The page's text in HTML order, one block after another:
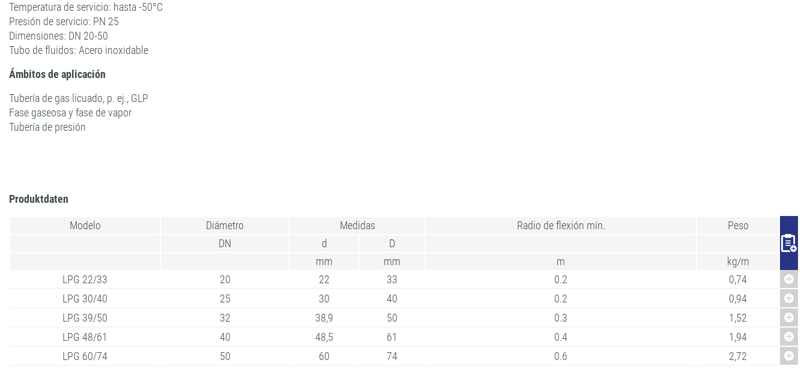
Temperatura de servicio: hasta -50°C
Presión de servicio: PN 25
Dimensiones: DN 20-50
Tubo de fluidos: Acero inoxidable
Ámbitos de aplicación
Tubería de gas licuado, p. ej., GLP
Fase gaseosa y fase de vapor
Tubería de presión
Produktdaten
Modelo Diámetro Medidas Radio de flexión mín.
Peso
DN
d
D
mm
mm m
kg/m
LPG 22/33
20 22 33 0.2
0,74
LPG 30/40
25 30 40 0.2
0,94
LPG 39/50
32 38,9 50 0.3
1,52
LPG 48/61
40 48,5 61 0.4
1,94
LPG 60/74
50 60 74 0.6 2,72